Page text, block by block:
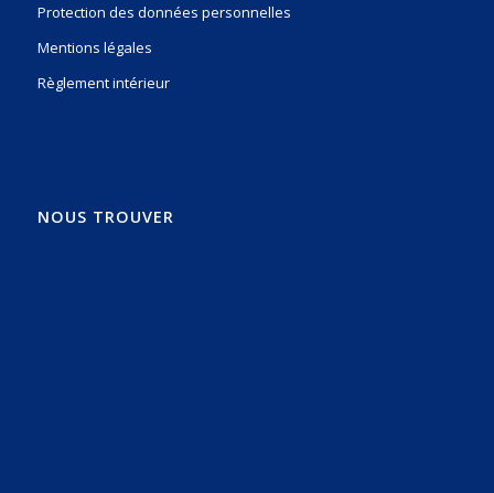
Protection des données personnelles
Mentions légales
Règlement intérieur
NOUS TROUVER